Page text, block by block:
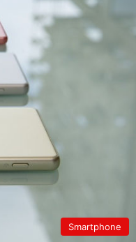
Smartphone